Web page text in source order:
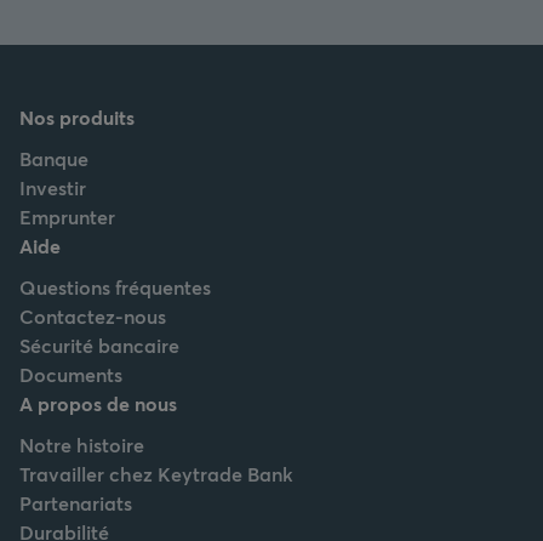
Nos produits
Banque
Investir
Emprunter
Aide
Questions fréquentes
Contactez-nous
Sécurité bancaire
Documents
A propos de nous
Notre histoire
Travailler chez Keytrade Bank
Partenariats
Durabilité